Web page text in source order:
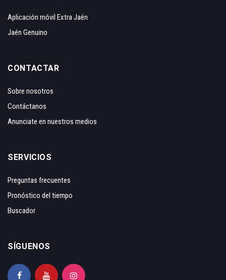
Aplicación móvil Extra Jaén
Jaén Genuino
CONTACTAR
Sobre nosotros
Contáctanos
Anunciate en nuestros medios
SERVICIOS
Preguntas frecuentes
Pronóstico del tiempo
Buscador
SÍGUENOS